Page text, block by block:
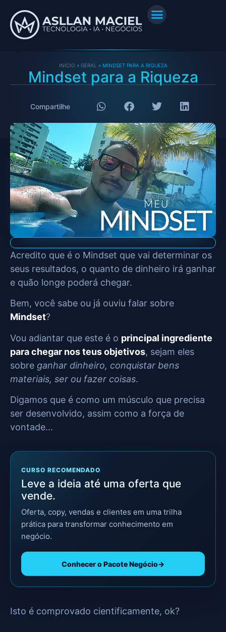
INÍCIO » GERAL » MINDSET PARA A RIQUEZA
Mindset para a Riqueza
Compartilhe
Acredito que é o Mindset que vai determinar os
seus resultados, o quanto de dinheiro irá ganhar
e quão longe poderá chegar.
Bem, você sabe ou já ouviu falar sobre
Mindset?
Vou adiantar que este é o principal ingrediente
para chegar nos teus objetivos, sejam eles
sobre ganhar dinheiro, conquistar bens
materiais, ser ou fazer coisas.
Digamos que é como um músculo que precisa
ser desenvolvido, assim como a força de
vontade…
CURSO RECOMENDADO
Leve a ideia até uma oferta que
vende.
Oferta, copy, vendas e clientes em uma trilha
prática para transformar conhecimento em
negócio.
Conhecer o Pacote Negócio→
Isto é comprovado cientificamente, ok?